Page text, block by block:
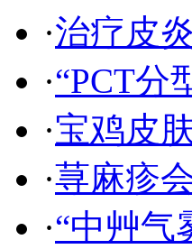
·治疗皮
·“PCT分
·宝鸡皮
·荨麻疹
·“中艸气